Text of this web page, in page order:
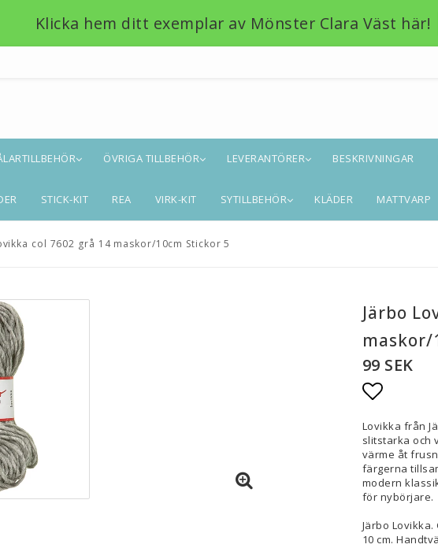
Klicka hem ditt exemplar av Mönster Clara Väst här!
ÖVRIGA TILLBEHÖR LEVERANTÖRER BESKRIVNINGAR
STICK-KIT REA VIRK-KIT SYTILLBEHÖR KLÄDER MATTVARP
col 7602 grå 14 maskor/10cm Stickor 5
Järbo
maskor/
99 SEK
Lägg
Lovikka från
slitstarka och
värme åt
färgerna
modern
för nybörjare.
Järbo
10 cm.